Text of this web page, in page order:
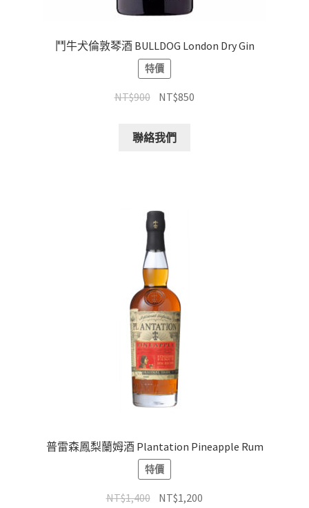
鬥牛犬倫敦琴酒 BULLDOG London Dry Gin
特價
NT$900 NT$850
聯絡我們
普雷森鳳梨蘭姆酒 Plantation Pineapple Rum
特價
NT$1,400 NT$1,200